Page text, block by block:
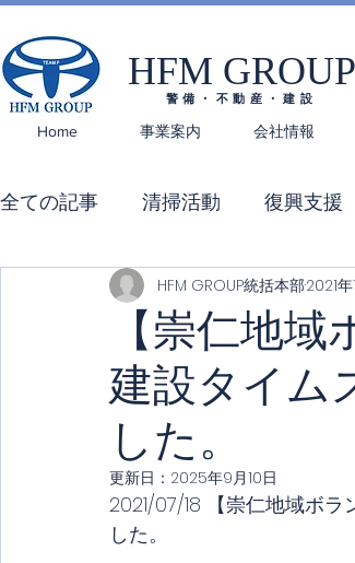
HFM GROUP
警備・不動産・建設
Home 事業案内 会社情報
全ての記事 清掃活動 復興支援
【崇仁地
建設タイム
した。
HFM GROUP統括本部2021
更新日： 2025年9月10日
2021/07/18 【崇仁地域ボ
した。